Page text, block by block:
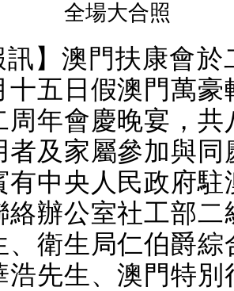
全場大合照
訊】澳門扶康會
十五日假澳門萬豪
周年會慶晚宴，共
者及家屬參加與同
有中央人民政府駐
絡辦公室社工部二
、衛生局仁伯爵綜
浩先生、澳門特別